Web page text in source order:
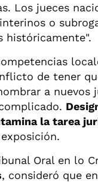
Los jueces
o
históricamente".
de tener
a nuevos
la tarea
Oral en lo
, consideró que